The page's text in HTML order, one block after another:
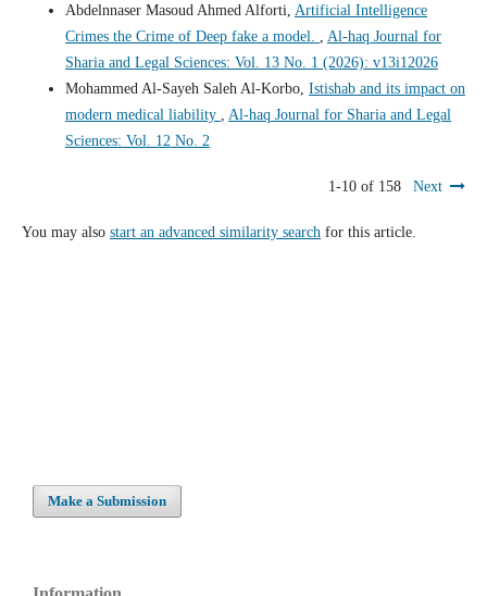
Abdelnnaser Masoud Ahmed Alforti, Artificial Intelligence
Crimes the Crime of Deep fake a model.
Al-haq Journal for
Sharia and Legal Sciences: Vol. 13 No. 1 (2026): v13i12026
Mohammed Al-Sayeh Saleh Al-Korbo, Istishab and its impact on
modern medical liability
Al-haq Journal for Sharia and Legal
Sciences: Vol. 12 No. 2
1-10 of 158 Next
You may also start an advanced similarity search for this article.
Make a Submission